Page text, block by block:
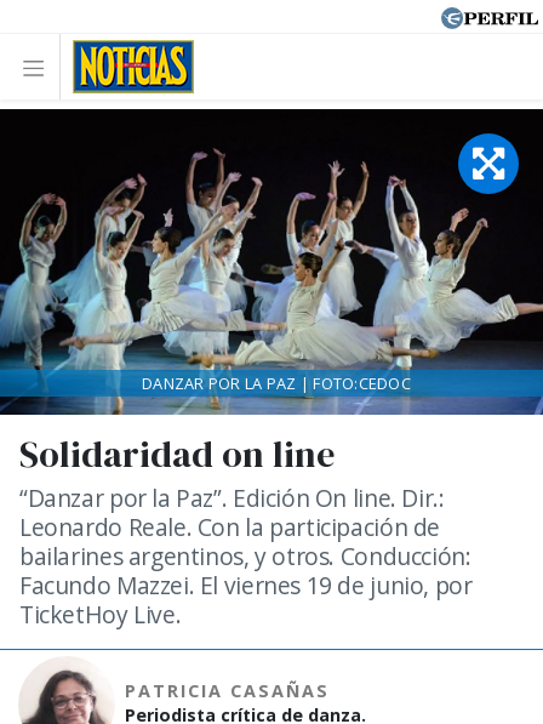
Solidaridad on line
“Danzar por la Paz”. Edición On line. Dir.:
Leonardo Reale. Con la participación de
bailarines argentinos, y otros. Conducción:
Facundo Mazzei. El viernes 19 de junio, por
TicketHoy Live.
PATRICIA CASAÑAS
Periodista crítica de danza.
DANZAR POR LA PAZ | FOTO:CEDOC